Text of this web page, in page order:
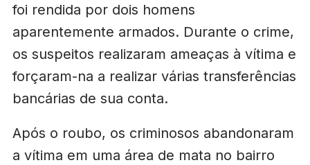
foi rendida por dois homens
aparentemente armados. Durante o crime,
os suspeitos realizaram ameaças à vítima e
forçaram-na a realizar várias transferências
bancárias de sua conta.
Após o roubo, os criminosos abandonaram
a vítima em uma área de mata no bairro